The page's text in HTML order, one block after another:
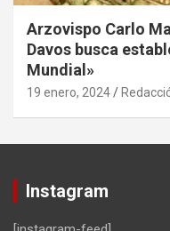
Arzovispo Carlo
Davos busca
Mundial»
19 enero, 2024
Instagram